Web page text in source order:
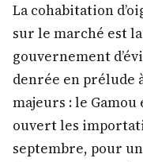
La cohabitation
sur le marché est
gouvernement
denrée en prélude
majeurs : le Gamou
ouvert les
septembre, pour